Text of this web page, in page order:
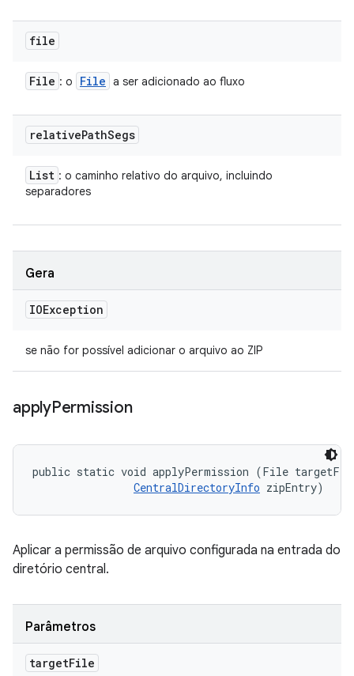
file
File : o File a ser adicionado ao fluxo
relativePathSegs
List : o caminho relativo do arquivo, incluindo
separadores
Gera
IOException
se não for possível adicionar o arquivo ao ZIP
applyPermission
public static void applyPermission (File
CentralDirectoryInfo zipEntry)
Aplicar a permissão de arquivo configurada na entrada do
diretório central.
Parâmetros
targetFile